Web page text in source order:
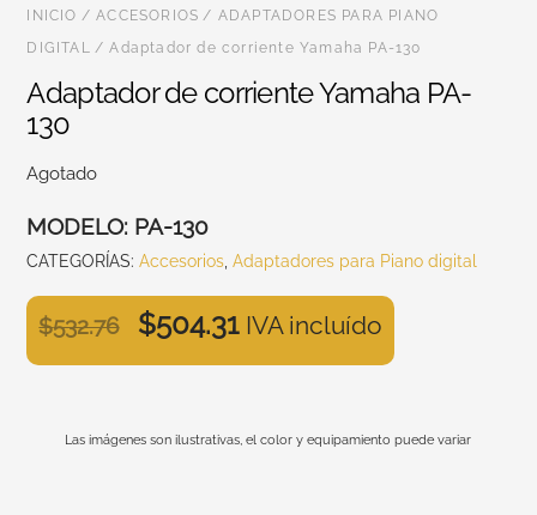
INICIO /ACCESORIOS / ADAPTADORES PARA PIANO
DIGITAL/ Adaptador de corriente Yamaha PA-130
Adaptador de corriente Yamaha PA-
130
$532.76 $504.31 IVA incluído
Agotado
MODELO: PA-130
CATEGORÍAS:Accesorios ,Adaptadores para Piano digital
Las imágenes son ilustrativas, el color y equipamiento puede variar